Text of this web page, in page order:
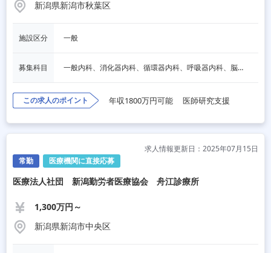
新潟県新潟市秋葉区
施設区分 一般
募集科目 一般内科、消化器内科、循環器内科、呼吸器内科、脳神経内科、内分泌内科、消化器外科、整形外科、小児科、婦人科、皮膚科、泌尿器科、放射線科、麻酔科
この求人のポイント 年収1800万円可能 医師研究支援
常勤 医療機関に直接応募
求人情報更新日：2025年07月15日
医療法人社団 新潟勤労者医療協会 舟江診療所
1,300万円～
新潟県新潟市中央区